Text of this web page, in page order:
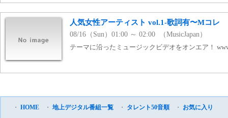
人気女性アーティスト vol.1-歌詞有〜Mコレ
08/16（Sun）01:00 ～ 02:00 （MusicJapan）
テーマに沿ったミュージックビデオをオンエア！
・ HOME ・ 地上デジタル番組一覧 ・ タレント50音順 ・ お気に入り